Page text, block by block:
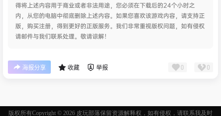
得将上述内容用于商业或者非法用途，您必须在下载后的24个小时之
内，从您的电脑中彻底删除上述内容。如果您喜欢该游戏内容，请支持正
版，购买注册，得到更好的正版服务。我们非常重视版权问题，如有侵权
请邮件与我们联系处理。敬请谅解！
海报分享 收藏 举报 0 0
版权所有Copyright © 2026 皮玩部落保留资源解释权，如有侵权，请联系我及时